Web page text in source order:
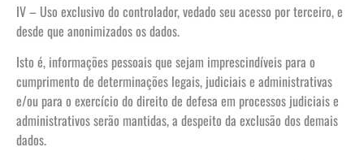
IV – Uso exclusivo do controlador, vedado seu acesso por terceiro, e
desde que anonimizados os dados.
Isto é, informações pessoais que sejam imprescindíveis para o
cumprimento de determinações legais, judiciais e administrativas
e/ou para o exercício do direito de defesa em processos judiciais e
administrativos serão mantidas, a despeito da exclusão dos demais
dados.